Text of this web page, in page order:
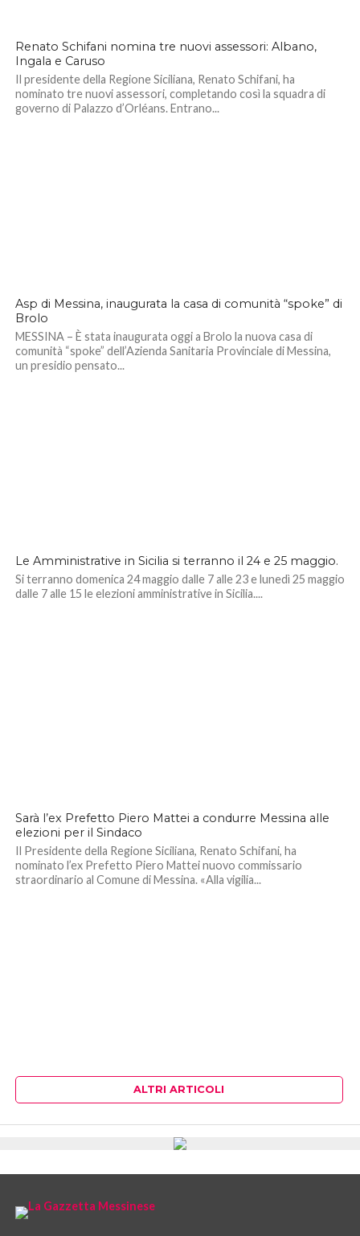
Renato Schifani nomina tre nuovi assessori: Albano,
Ingala e Caruso
Il presidente della Regione Siciliana, Renato Schifani, ha
nominato tre nuovi assessori, completando così la squadra di
governo di Palazzo d’Orléans. Entrano...
Asp di Messina, inaugurata la casa di comunità “spoke” di
Brolo
MESSINA – È stata inaugurata oggi a Brolo la nuova casa di
comunità “spoke” dell’Azienda Sanitaria Provinciale di Messina,
un presidio pensato...
Le Amministrative in Sicilia si terranno il 24 e 25 maggio.
Si terranno domenica 24 maggio dalle 7 alle 23 e lunedì 25 maggio
dalle 7 alle 15 le elezioni amministrative in Sicilia....
Sarà l’ex Prefetto Piero Mattei a condurre Messina alle
elezioni per il Sindaco
Il Presidente della Regione Siciliana, Renato Schifani, ha
nominato l’ex Prefetto Piero Mattei nuovo commissario
straordinario al Comune di Messina. «Alla vigilia...
ALTRI ARTICOLI